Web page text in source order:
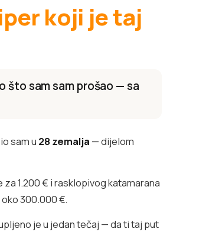
koji je taj
što sam sam prošao — sa
sam u 28 zemalja — dijelom
za 1.200 € i rasklopivog katamarana
300.000 €.
je u jedan tečaj — da ti taj put